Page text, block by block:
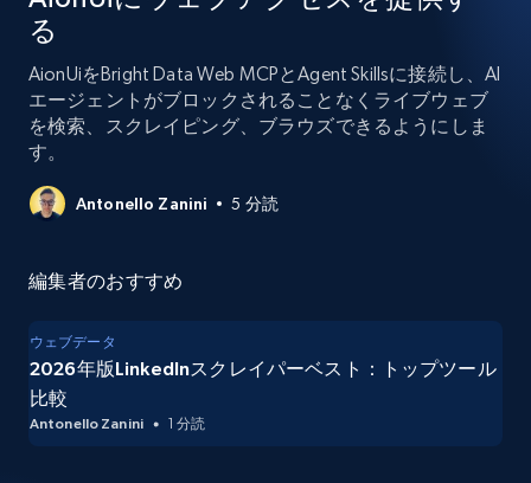
る
AionUiをBright Data Web MCPとAgent Skillsに接続し、AI
エージェントがブロックされることなくライブウェブ
を検索、スクレイピング、ブラウズできるようにしま
す。
Antonello Zanini 5 分読
編集者のおすすめ
ウェブデータ
2026年版LinkedInスクレイパーベスト：トップツール
比較
Antonello Zanini 1 分読